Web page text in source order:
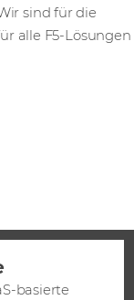
sind für die
alle F5-Lösungen
basierte